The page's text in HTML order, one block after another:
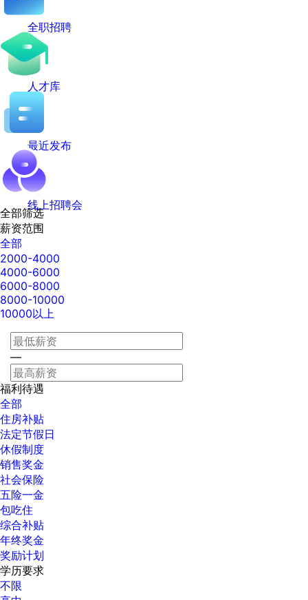
全职招聘
人才库
最近发布
线上招聘会
全部筛选
薪资范围
全部
2000-4000
4000-6000
6000-8000
8000-10000
10000以上
—
福利待遇
全部
住房补贴
法定节假日
休假制度
销售奖金
社会保险
五险一金
包吃住
综合补贴
年终奖金
奖励计划
学历要求
不限